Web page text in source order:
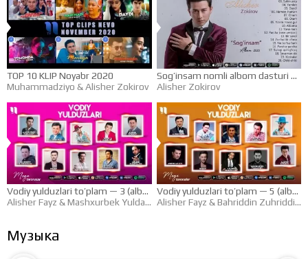
TOP 10 KLIP Noyabr 2020
Muhammadziyo & Alisher Zokirov
Sog’insam nomli albom dasturi 2020
Alisher Zokirov
Vodiy yulduzlari to’plam — 3 (albom dasturi)
Alisher Fayz & Mashxurbek Yuldashev
Vodiy yulduzlari to’plam — 5 (albom dasturi)
Alisher Fayz & Bahriddin Zuhriddinov
Музыка